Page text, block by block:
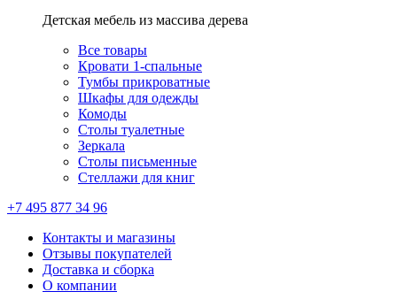
Детская мебель из массива дерева
Все товары
Кровати 1-спальные
Тумбы прикроватные
Шкафы для одежды
Комоды
Столы туалетные
Зеркала
Столы письменные
Стеллажи для книг
+7 495 877 34 96
Контакты и магазины
Отзывы покупателей
Доставка и сборка
О компании